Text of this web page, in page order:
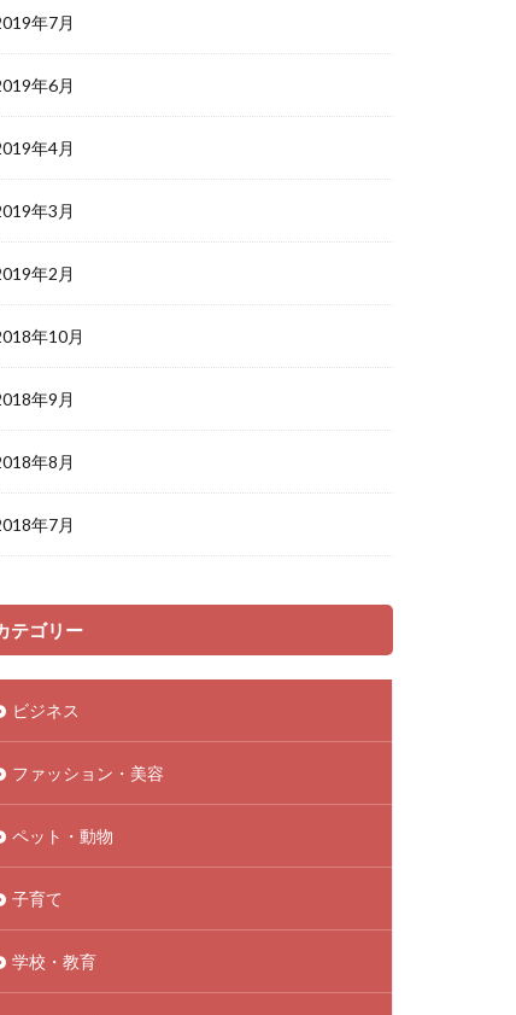
年7月
年6月
年4月
年3月
年2月
年10月
年9月
年8月
年7月
テゴリー
ビジネス
ファッション・美容
ペット・動物
子育て
学校・教育